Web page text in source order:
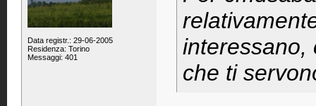
Data registr.: 29-06-2005
Residenza: Torino
Messaggi: 401
interessano,
che ti